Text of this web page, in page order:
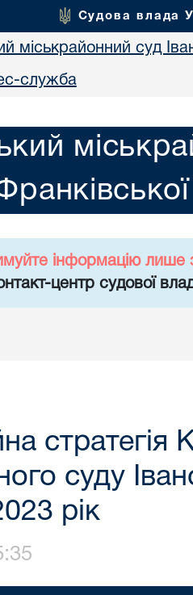
Судова влада
міськрайонний суд
служба
інформацію лише
центр судової
суду
рік